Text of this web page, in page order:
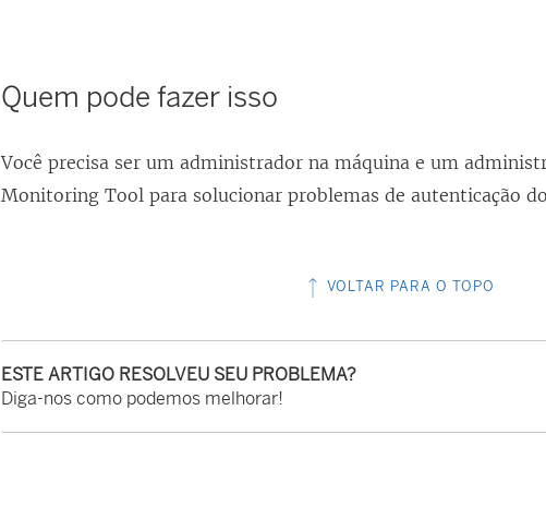
Quem pode fazer isso
Você precisa ser um administrador na máquina e um
Monitoring Tool para solucionar problemas de autenticação
VOLTAR PARA O TOPO
ESTE ARTIGO RESOLVEU SEU PROBLEMA?
Diga-nos como podemos melhorar!